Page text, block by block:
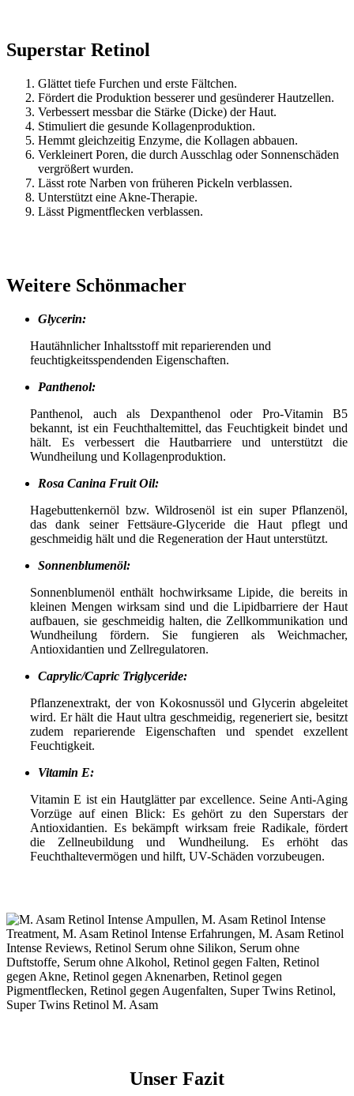
Superstar Retinol
Glättet tiefe Furchen und erste Fältchen.
Fördert die Produktion besserer und gesünderer Hautzellen.
Verbessert messbar die Stärke (Dicke) der Haut.
Stimuliert die gesunde Kollagenproduktion.
Hemmt gleichzeitig Enzyme, die Kollagen abbauen.
Verkleinert Poren, die durch Ausschlag oder Sonnenschäden
vergrößert wurden.
Lässt rote Narben von früheren Pickeln verblassen.
Unterstützt eine Akne-Therapie.
Lässt Pigmentflecken verblassen.
Weitere Schönmacher
Glycerin:
Hautähnlicher Inhaltsstoff mit reparierenden und
feuchtigkeitsspendenden Eigenschaften.
Panthenol:
Panthenol, auch als Dexpanthenol oder Pro-Vitamin B5
bekannt, ist ein Feuchthaltemittel, das Feuchtigkeit bindet und
hält. Es verbessert die Hautbarriere und unterstützt die
Wundheilung und Kollagenproduktion.
Rosa Canina Fruit Oil:
Hagebuttenkernöl bzw. Wildrosenöl ist ein super Pflanzenöl,
das dank seiner Fettsäure-Glyceride die Haut pflegt und
geschmeidig hält und die Regeneration der Haut unterstützt.
Sonnenblumenöl:
Sonnenblumenöl enthält hochwirksame Lipide, die bereits in
kleinen Mengen wirksam sind und die Lipidbarriere der Haut
aufbauen, sie geschmeidig halten, die Zellkommunikation und
Wundheilung fördern. Sie fungieren als Weichmacher,
Antioxidantien und Zellregulatoren.
Caprylic/Capric Triglyceride:
Pflanzenextrakt, der von Kokosnussöl und Glycerin abgeleitet
wird. Er hält die Haut ultra geschmeidig, regeneriert sie, besitzt
zudem reparierende Eigenschaften und spendet exzellent
Feuchtigkeit.
Vitamin E:
Vitamin E ist ein Hautglätter par excellence. Seine Anti-Aging
Vorzüge auf einen Blick: Es gehört zu den Superstars der
Antioxidantien. Es bekämpft wirksam freie Radikale, fördert
die Zellneubildung und Wundheilung. Es erhöht das
Feuchthaltevermögen und hilft, UV-Schäden vorzubeugen.
Unser Fazit